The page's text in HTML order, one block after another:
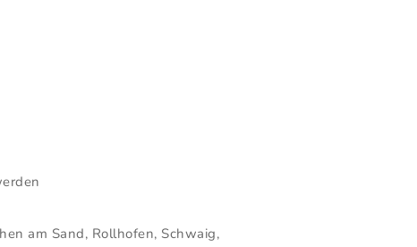
am Sand, Rollhofen, Schwaig,